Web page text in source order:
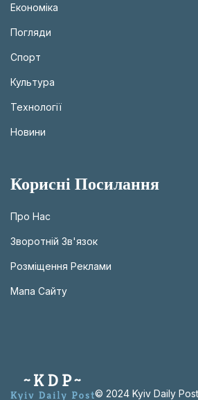
Економіка
Погляди
Спорт
Культура
Технології
Новини
Корисні Посилання
Про Нас
Зворотній Зв'язок
Розміщення Реклами
Мапа Сайту
© 2024 Kyiv Daily